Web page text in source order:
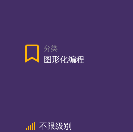
分类
图形化编程
不限级别